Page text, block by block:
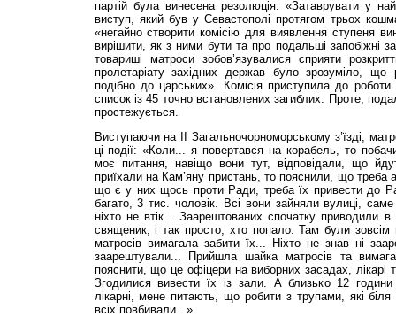
партій була винесена резолюція: «Затаврувати у
виступ, який був у Севастополі протягом трьох
«негайно створити комісію для виявлення ступеня
вирішити, як з ними бути та про подальші запобіжні
товариші матроси зобов’язувалися сприяти
пролетаріату західних держав було зрозуміло, що
подібно до царських». Комісія приступила до
список із 45 точно встановлених загиблих. Проте,
простежується.
Виступаючи на II Загальночорноморському з’їзді,
ці події: «Ко­ли... я повертався на корабель, то
моє питання, навіщо вони тут, відповідали, що
приїхали на Кам’яну пристань, то пояснили, що треба
що є у них щось проти Ради, треба їх привести до
багато, 3 тис. чоловік. Всі вони зайняли вулиці,
ніхто не втік... Заарештованих спочатку приводили
священик, і так просто, хто попало. Там були зовсім
матросів вимагала забити їх... Ніхто не знав ні
заарештували... Прийшла шайка матросів та
пояснити, що це офіцери на виборних засадах, лікарі
Згодилися вивести їх із зали. А близько 12
лікарні, мене питають, що робити з трупами, які біля
всіх повбивали...».